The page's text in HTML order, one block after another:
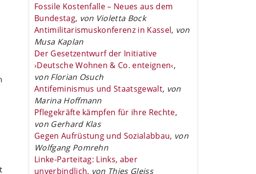
Fossile Kostenfalle – Neues aus dem
Bundestag, von Violetta Bock
Antimilitarismuskonferenz in Kassel, von
Musa Kaplan
Der Gesetzentwurf der Initiative
›Deutsche Wohnen & Co. enteignen‹,
von Florian Osuch
Antifeminismus und Staatsgewalt, von
Marina Hoffmann
Pflegekräfte kämpfen für ihre Rechte,
von Gerhard Klas
Gegen Aufrüstung und Sozialabbau, von
Wolfgang Pomrehn
Linke-Parteitag: Links, aber
unverbindlich, von Thies Gleiss